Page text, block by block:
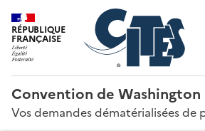
RÉPUBLIQUE
FRANÇAISE
Convention de Washington
Vos demandes dématérialisées de